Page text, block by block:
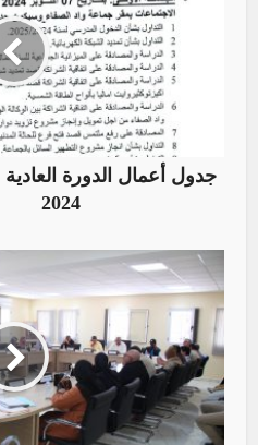
جدول أعمال الدورة العادية
2024